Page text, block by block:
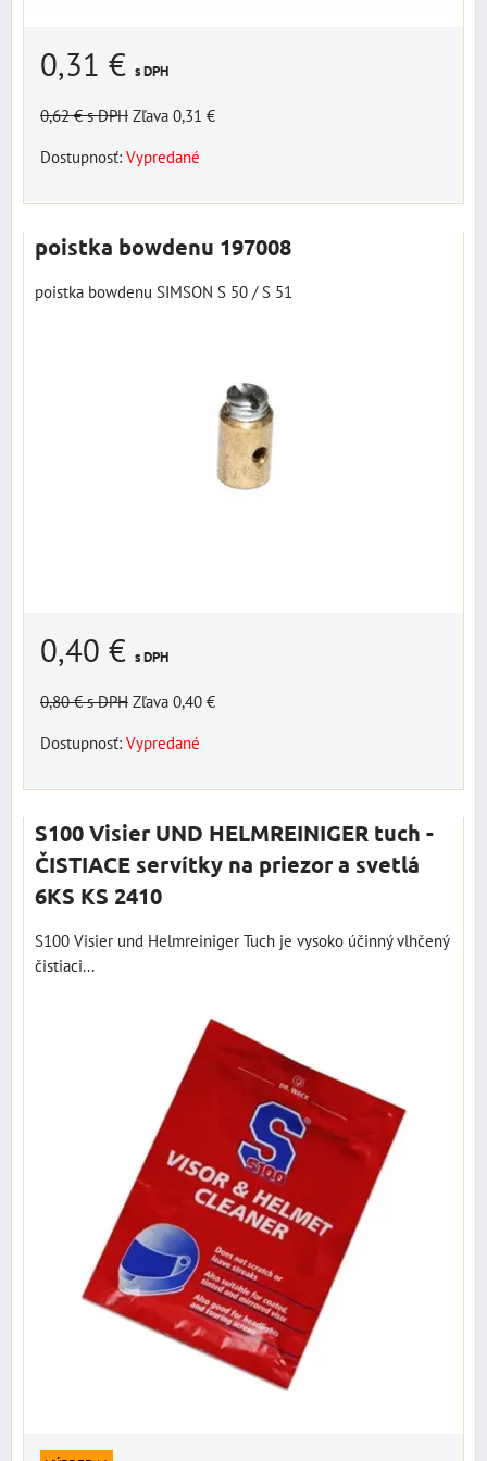
0,31 € s DPH
0,62 €s DPH Zľava 0,31 €
Dostupnosť: Vypredané
poistka bowdenu 197008
poistka bowdenu SIMSON S 50 / S 51
0,40 € s DPH
0,80 €s DPH Zľava 0,40 €
Dostupnosť: Vypredané
S100 Visier UND HELMREINIGER tuch -
ČISTIACE servítky na priezor a svetlá
6KS KS 2410
S100 Visier und Helmreiniger Tuch je vysoko účinný vlhčený
čistiaci...